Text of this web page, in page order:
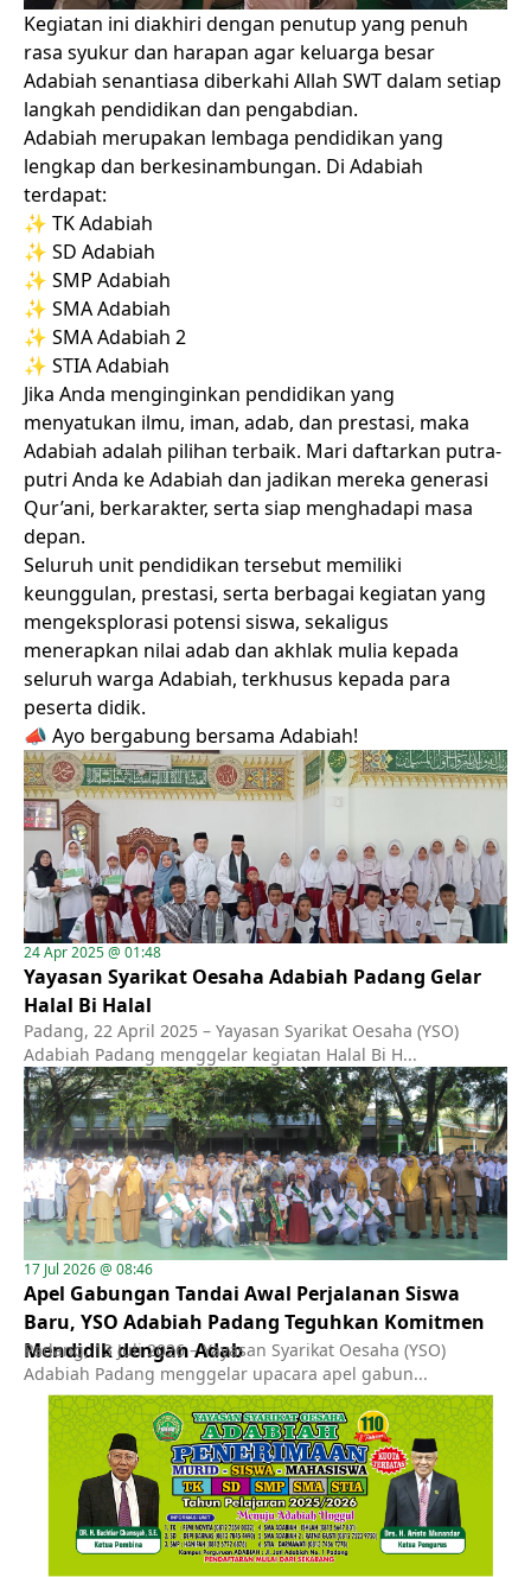
Kegiatan ini diakhiri dengan penutup yang penuh
rasa syukur dan harapan agar keluarga besar
Adabiah senantiasa diberkahi Allah SWT dalam setiap
langkah pendidikan dan pengabdian.
Adabiah merupakan lembaga pendidikan yang
lengkap dan berkesinambungan. Di Adabiah
terdapat:
✨ TK Adabiah
✨ SD Adabiah
✨ SMP Adabiah
✨ SMA Adabiah
✨ SMA Adabiah 2
✨ STIA Adabiah
Jika Anda menginginkan pendidikan yang
menyatukan ilmu, iman, adab, dan prestasi, maka
Adabiah adalah pilihan terbaik. Mari daftarkan putra-
putri Anda ke Adabiah dan jadikan mereka generasi
Qur’ani, berkarakter, serta siap menghadapi masa
depan.
Seluruh unit pendidikan tersebut memiliki
keunggulan, prestasi, serta berbagai kegiatan yang
mengeksplorasi potensi siswa, sekaligus
menerapkan nilai adab dan akhlak mulia kepada
seluruh warga Adabiah, terkhusus kepada para
peserta didik.
📣 Ayo bergabung bersama Adabiah!
24 Apr 2025 @ 01:48
Yayasan Syarikat Oesaha Adabiah Padang Gelar
Halal Bi Halal
Padang, 22 April 2025 – Yayasan Syarikat Oesaha (YSO)
Adabiah Padang menggelar kegiatan Halal Bi H...
17 Jul 2026 @ 08:46
Apel Gabungan Tandai Awal Perjalanan Siswa
Baru, YSO Adabiah Padang Teguhkan Komitmen
Mendidik dengan Adab
Padang, 13 Juli 2026 – Yayasan Syarikat Oesaha (YSO)
Adabiah Padang menggelar upacara apel gabun...